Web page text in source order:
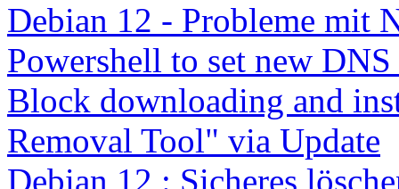
Debian 12 - Probleme mit
Powershell to set new
Block downloading and
Removal Tool" via Update
Debian 12 : Sicheres